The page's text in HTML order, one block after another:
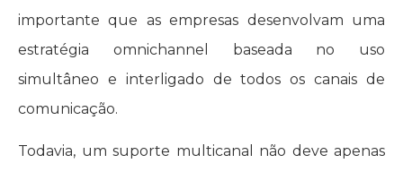
importante que as empresas desenvolvam uma
estratégia omnichannel baseada no uso
simultâneo e interligado de todos os canais de
comunicação.
Todavia, um suporte multicanal não deve apenas